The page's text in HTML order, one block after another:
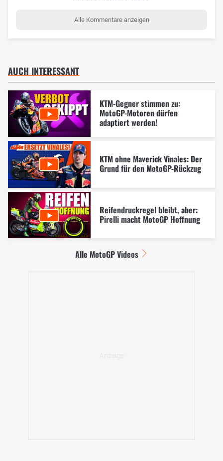
Alle Kommentare anzeigen
AUCH INTERESSANT
KTM-Gegner stimmen zu:
MotoGP-Motoren dürfen
adaptiert werden!
KTM ohne Maverick Vinales: Der
Grund für den MotoGP-Rückzug
Reifendruckregel bleibt, aber:
Pirelli macht MotoGP Hoffnung
Alle MotoGP Videos